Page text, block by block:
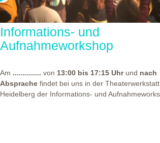
Informations- und
Aufnahmeworkshop
Am .............. von 13:00 bis 17:15 Uhrund nach
Absprache findet bei uns in der Theaterwerkstatt
Heidelberg der Informations- und